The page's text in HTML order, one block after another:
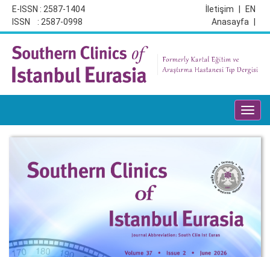
E-ISSN : 2587-1404
ISSN : 2587-0998
EN
İletişim
Anasayfa